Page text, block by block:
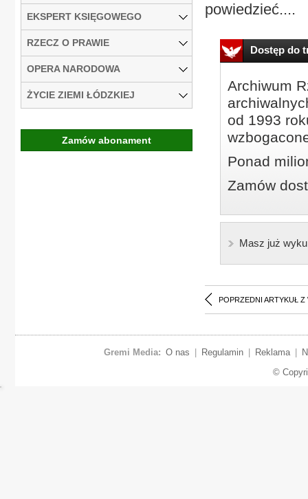
powiedzieć....
Dostęp do
Archiwum
od 1993
Ponad
Zamów
Masz już
POPRZEDNI ARTYKUŁ Z
EKSPERT KSIĘGOWEGO
RZECZ O PRAWIE
OPERA NARODOWA
ŻYCIE ZIEMI ŁÓDZKIEJ
Zamów abonament
Gremi Media: O nas Regulamin Reklama
©